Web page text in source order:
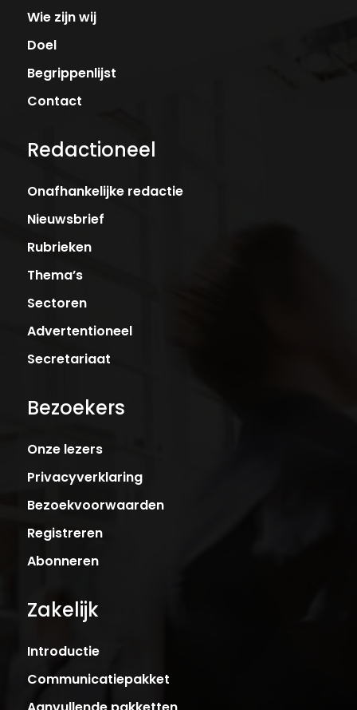
Wie zijn wij
Doel
Begrippenlijst
Contact
Redactioneel
Onafhankelijke redactie
Nieuwsbrief
Rubrieken
Thema’s
Sectoren
Advertentioneel
Secretariaat
Bezoekers
Onze lezers
Privacyverklaring
Bezoekvoorwaarden
Registreren
Abonneren
Zakelijk
Introductie
Communicatiepakket